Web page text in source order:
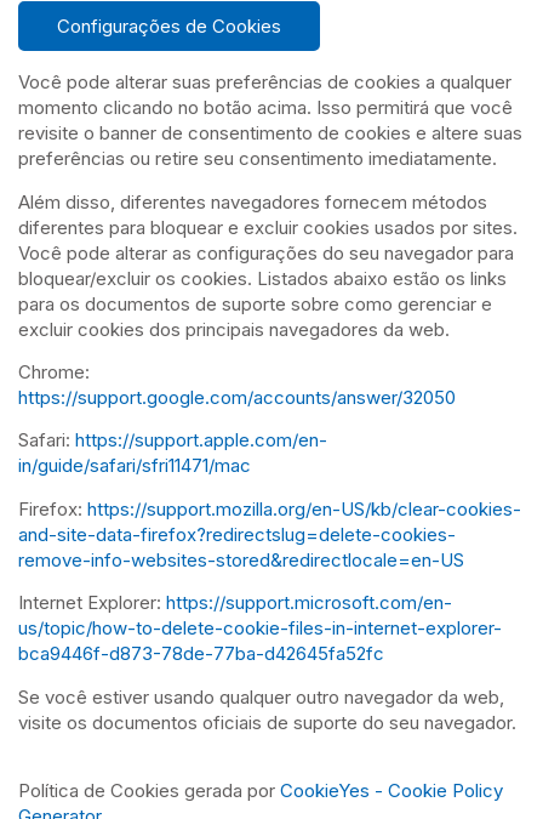
Configurações de Cookies
Você pode alterar suas preferências de cookies a qualquer
momento clicando no botão acima. Isso permitirá que você
revisite o banner de consentimento de cookies e altere suas
preferências ou retire seu consentimento imediatamente.
Além disso, diferentes navegadores fornecem métodos
diferentes para bloquear e excluir cookies usados por sites.
Você pode alterar as configurações do seu navegador para
bloquear/excluir os cookies. Listados abaixo estão os links
para os documentos de suporte sobre como gerenciar e
excluir cookies dos principais navegadores da web.
Chrome:
https://support.google.com/accounts/answer/32050
Safari: https://support.apple.com/en-
in/guide/safari/sfri11471/mac
Firefox: https://support.mozilla.org/en-US/kb/clear-cookies-
and-site-data-firefox?redirectslug=delete-cookies-
remove-info-websites-stored&redirectlocale=en-US
Internet Explorer: https://support.microsoft.com/en-
us/topic/how-to-delete-cookie-files-in-internet-explorer-
bca9446f-d873-78de-77ba-d42645fa52fc
Se você estiver usando qualquer outro navegador da web,
visite os documentos oficiais de suporte do seu navegador.
Política de Cookies gerada por CookieYes - Cookie Policy